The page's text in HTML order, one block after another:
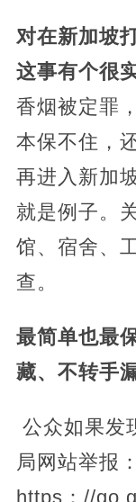
对在新加坡
这事有个很
香烟被定罪
本保不住，
再进入新加
就是例子。
馆、宿舍、
查。
最简单也最
藏、不转手
公众如果发
局网站举报：
https：//